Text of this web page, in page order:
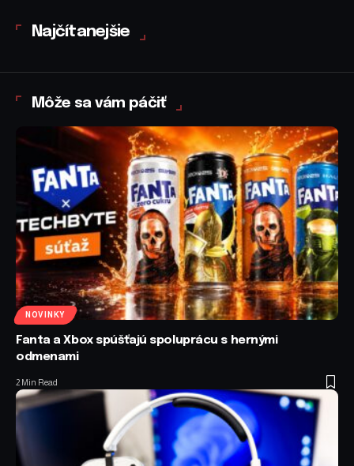
Najčítanejšie
Môže sa vám páčiť
NOVINKY
Fanta a Xbox spúšťajú spoluprácu s hernými
odmenami
2 Min Read